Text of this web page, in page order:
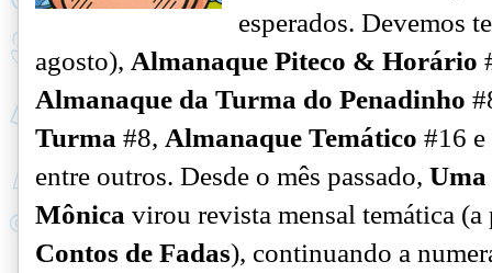
esperados. Devemos
agosto), Almanaque Piteco & Horário
Almanaque da Turma do Penadinho
Turma #8, Almanaque Temático #16 e
entre outros. Desde o mês passado,
Mônica virou revista mensal temática
Contos de Fadas), continuando a